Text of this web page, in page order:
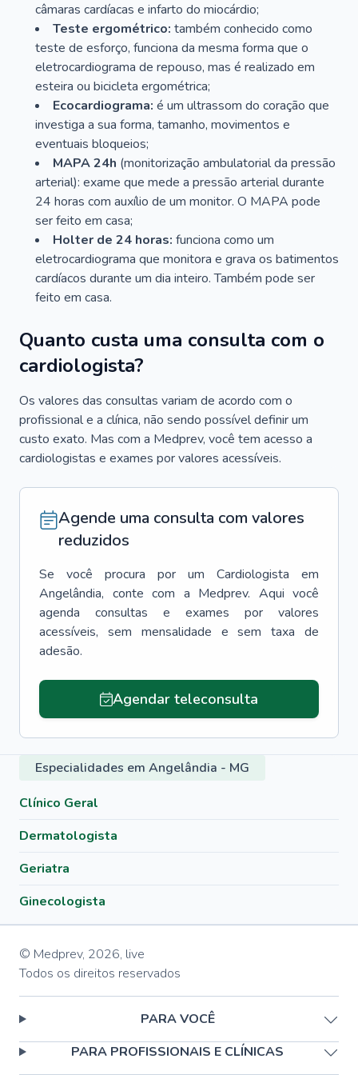
câmaras cardíacas e infarto do miocárdio;
Teste ergométrico: também conhecido como
teste de esforço, funciona da mesma forma que o
eletrocardiograma de repouso, mas é realizado em
esteira ou bicicleta ergométrica;
Ecocardiograma: é um ultrassom do coração que
investiga a sua forma, tamanho, movimentos e
eventuais bloqueios;
MAPA 24h (monitorização ambulatorial da pressão
arterial): exame que mede a pressão arterial durante
24 horas com auxílio de um monitor. O MAPA pode
ser feito em casa;
Holter de 24 horas: funciona como um
eletrocardiograma que monitora e grava os batimentos
cardíacos durante um dia inteiro. Também pode ser
feito em casa.
Quanto custa uma consulta com o
cardiologista?
Os valores das consultas variam de acordo com o
profissional e a clínica, não sendo possível definir um
custo exato. Mas com a Medprev, você tem acesso a
cardiologistas e exames por valores acessíveis.
Agende uma consulta com valores
reduzidos
Se você procura por um Cardiologista
em
Angelândia, conte com a Medprev. Aqui você
agenda consultas e exames por valores
acessíveis, sem mensalidade e sem taxa de
adesão.
Agendar teleconsulta
Especialidades em Angelândia - MG
Clínico Geral
Dermatologista
Geriatra
Ginecologista
© Medprev, 2026, live
Todos os direitos reservados
PARA VOCÊ
PARA PROFISSIONAIS E CLÍNICAS